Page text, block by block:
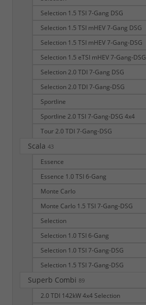
Selection 1.5 TSI 7-Gang DSG
Selection 1.5 TSI mHEV 7-Gang DSG
Selection 1.5 TSI mHEV 7-Gang-DSG
Selection 1.5 eTSI mHEV 7-Gang-DSG
Selection 2.0 TDI 7-Gang DSG
Selection 2.0 TDI 7-Gang-DSG
Sportline
Sportline 2.0 TSI 7-Gang-DSG 4x4
Tour 2.0 TDI 7-Gang-DSG
Scala 43
Essence
Essence 1.0 TSI 6-Gang
Monte Carlo
Monte Carlo 1.5 TSI 7-Gang-DSG
Selection
Selection 1.0 TSI 6-Gang
Selection 1.0 TSI 7-Gang-DSG
Selection 1.5 TSI 7-Gang-DSG
Superb Combi 89
2.0 TDI 142kW 4x4 Selection